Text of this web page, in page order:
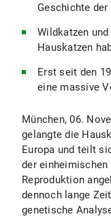
Geschichte
Wildkatzen
Hauskatzen
Erst seit den
eine massive
München, 06.
gelangte die
Europa und teilt
der
Reproduktion
dennoch lange
genetische